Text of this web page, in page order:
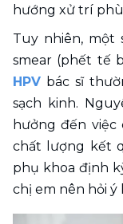
hướng xử trí
Tuy nhiên, một
smear (phết tế
HPV bác sĩ
sạch kinh.
hưởng đến
chất lượng kết
phụ khoa định
chị em nên hỏi ý